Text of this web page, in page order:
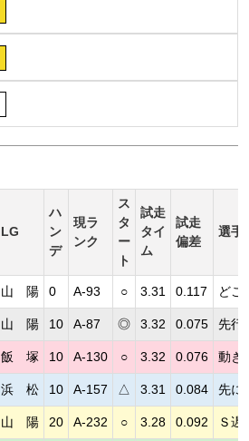
LG
ハ
ン
デ
現ラ
ンク
ス
タ
ー
ト
試走
タイ
ム
試走
偏差
選手
山 陽 0 A-93 ○ 3.31 0.117 どこ
山 陽 10 A-87 ◎ 3.32 0.075 先行
飯 塚 10 A-130 ○ 3.32 0.076 動き
浜 松 10 A-157 △ 3.31 0.084 先に
山 陽 20 A-232 ○ 3.28 0.092 Ｓ遅